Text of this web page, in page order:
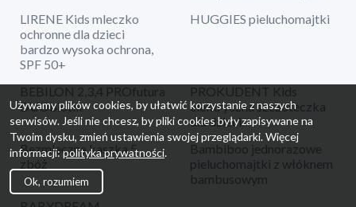
LIRENE Kids mleczko
ochronne dla dzieci
bardzo wysoka ochrona,
SPF 50+
HUGGIES pieluchomajtki
BEBILON 2,3,4 PROfutura
DUObiotik
PROKUDENT Kids
elektryczna szczoteczka
dla dzieci
Bezmleczna kaszka 5
zbóż
Bambiboo jednorazowe
pieluchomajtki z włóknem
bambusowym
Używamy plików cookies, by ułatwić korzystanie z naszych
serwisów. Jeśli nie chcesz, by pliki cookies były zapisywane na
Twoim dysku, zmień ustawienia swojej przeglądarki. Więcej
informacji:polityka prywatności.
Ok, rozumiem